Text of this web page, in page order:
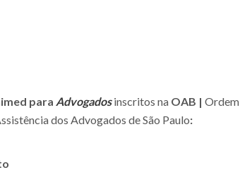
para Advogadosinscritos na OAB | Ordem
dos Advogados de São Paulo: